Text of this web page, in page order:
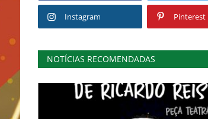
Instagram Pinterest
NOTÍCIAS RECOMENDADAS